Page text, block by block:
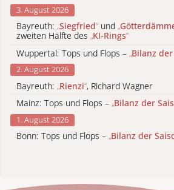
3. August 2026
Bayreuth: „Siegfried“ und „
zweiten Hälfte des „KI-Rings“
Wuppertal: Tops und Flops – „Bilanz
2. August 2026
Bayreuth: „Rienzi“, Richard Wagner
Mainz: Tops und Flops – „Bilanz der
1. August 2026
Bonn: Tops und Flops – „Bilanz der